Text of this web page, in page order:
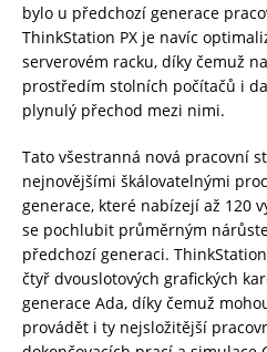
bylo u předchozí generace
ThinkStation PX je navíc
serverovém racku, díky čemuž
prostředím stolních počítačů i
plynulý přechod mezi nimi.
Tato všestranná nová pracovní
nejnovějšími škálovatelnými
generace, které nabízejí až 120
se pochlubit průměrným
předchozí generaci.
čtyř dvouslotových grafických
generace Ada, díky čemuž
provádět i ty nejsložitější